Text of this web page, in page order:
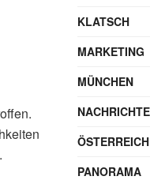
KLATSCH
MARKETING
MÜNCHEN
ÖSTERREICH
PANORAMA